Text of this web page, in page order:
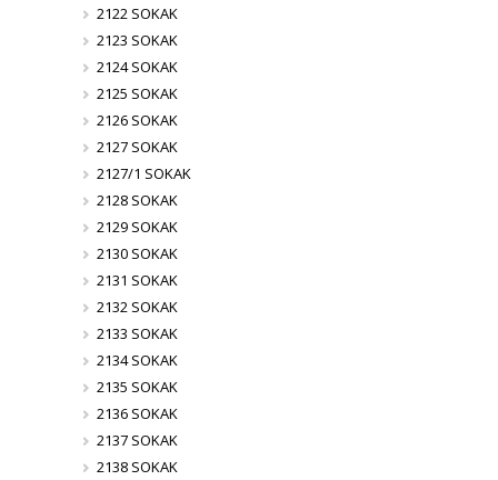
2122 SOKAK
2123 SOKAK
2124 SOKAK
2125 SOKAK
2126 SOKAK
2127 SOKAK
2127/1 SOKAK
2128 SOKAK
2129 SOKAK
2130 SOKAK
2131 SOKAK
2132 SOKAK
2133 SOKAK
2134 SOKAK
2135 SOKAK
2136 SOKAK
2137 SOKAK
2138 SOKAK